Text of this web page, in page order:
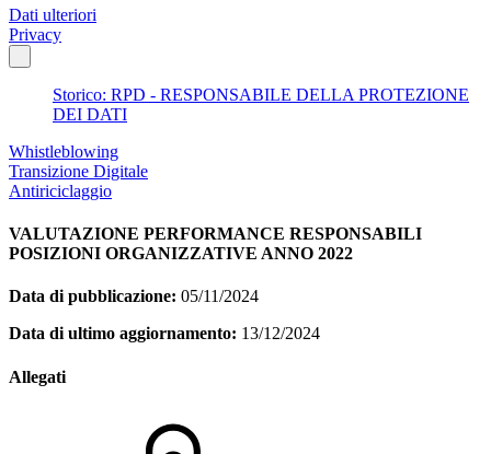
Dati ulteriori
Privacy
Storico: RPD - RESPONSABILE DELLA PROTEZIONE
DEI DATI
Whistleblowing
Transizione Digitale
Antiriciclaggio
VALUTAZIONE PERFORMANCE RESPONSABILI
POSIZIONI ORGANIZZATIVE ANNO 2022
Data di pubblicazione: 05/11/2024
Data di ultimo aggiornamento: 13/12/2024
Allegati